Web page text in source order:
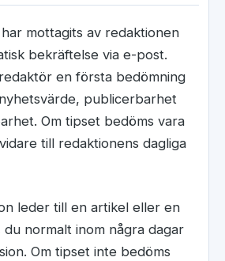
mottagits av redaktionen
bekräftelse via e-post.
en första bedömning
publicerbarhet
Om tipset bedöms vara
till redaktionens dagliga
leder till en artikel eller en
normalt inom några dagar
Om tipset inte bedöms